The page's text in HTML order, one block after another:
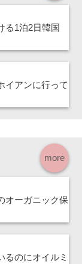
る1泊2日韓国
イアンに行って
more
オーガニック保
るのにオイルミ